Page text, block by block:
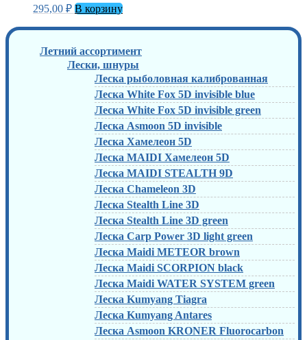
295,00 ₽ В корзину
Летний ассортимент
Лески, шнуры
Леска рыболовная калиброванная
Леска White Fox 5D invisible blue
Леска White Fox 5D invisible green
Леска Asmoon 5D invisible
Леска Хамелеон 5D
Леска MAIDI Хамелеон 5D
Леска MAIDI STEALTH 9D
Леска Chameleon 3D
Леска Stealth Line 3D
Леска Stealth Line 3D green
Леска Carp Power 3D light green
Леска Maidi METEOR brown
Леска Maidi SCORPION black
Леска Maidi WATER SYSTEM green
Леска Kumyang Tiagra
Леска Kumyang Antares
Леска Asmoon KRONER Fluorocarbon